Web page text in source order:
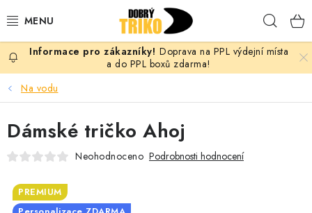
na
PRO ŽENY
PRO MUŽE
PRO DĚTI
PRO PÁRY
Doprava na PPL výdejní místa
a do PPL boxů zdarma!
Na vodu
Dámské tričko Ahoj
Neohodnoceno Podrobnosti hodnocení
PREMIUM